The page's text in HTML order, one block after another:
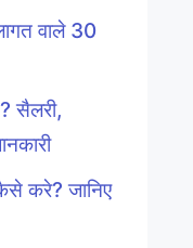
वाले 30
सैलरी,
करे? जानिए